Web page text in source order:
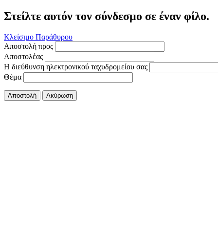
Στείλτε αυτόν τον σύνδεσμο σε έναν φίλο.
Κλείσιμο Παράθυρου
Αποστολή προς
Αποστολέας
Η διεύθυνση ηλεκτρονικού ταχυδρομείου σας
Θέμα
Αποστολή Ακύρωση